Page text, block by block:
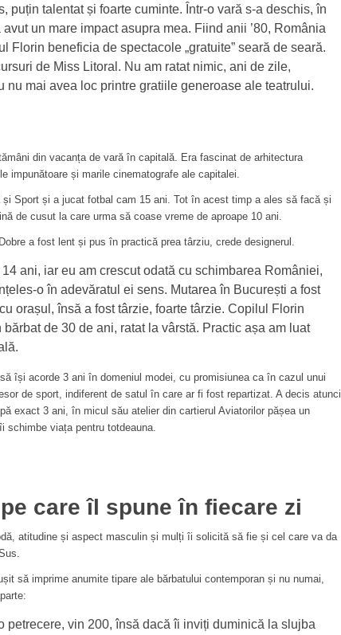
puțin talentat și foarte cuminte. Într-o vară s-a deschis, în
un mare impact asupra mea. Fiind anii ’80, România
Florin beneficia de spectacole „gratuite” seară de seară.
de Miss Litoral. Nu am ratat nimic, ani de zile,
nu mai avea loc printre gratiile generoase ale teatrului.
din vacanța de vară în capitală. Era fascinat de arhitectura
impunătoare și marile cinematografe ale capitalei.
Sport și a jucat fotbal cam 15 ani. Tot în acest timp a ales să facă și
de cusut la care urma să coase vreme de aproape 10 ani.
a fost lent și pus în practică prea târziu, crede designerul.
ani, iar eu am crescut odată cu schimbarea României,
o în adevăratul ei sens. Mutarea în București a fost
orașul, însă a fost târzie, foarte târzie. Copilul Florin
de 30 de ani, ratat la vârstă. Practic așa am luat
își acorde 3 ani în domeniul modei, cu promisiunea ca în cazul unui
de sport, indiferent de satul în care ar fi fost repartizat. A decis atunci
exact 3 ani, în micul său atelier din cartierul Aviatorilor pășea un
schimbe viața pentru totdeauna.
care îl spune în fiecare zi
atitudine și aspect masculin și mulți îi solicită să fie și cel care va da
să imprime anumite tipare ale bărbatului contemporan și nu numai,
petrecere, vin 200, însă dacă îi inviți duminică la slujba